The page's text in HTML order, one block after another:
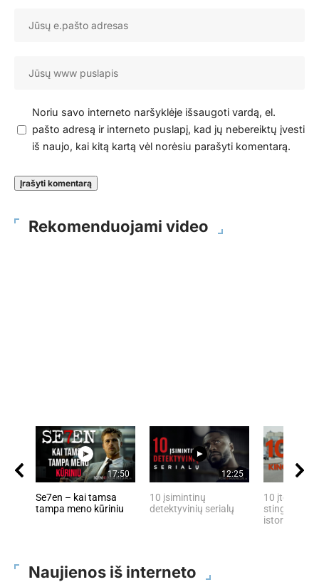
Noriu savo interneto naršyklėje išsaugoti vardą, el.
pašto adresą ir interneto puslapį, kad jų nebereiktų įvesti
iš naujo, kai kitą kartą vėl norėsiu parašyti komentarą.
Rekomenduojami video
17:50
Se7en – kai tamsa
tampa meno kūriniu
12:25
10 įsimintinų
detektyvinių serialų
10 įtemptų,
stingdančių
istorijų
Naujienos iš interneto